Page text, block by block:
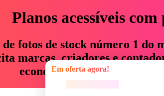
Planos acessíveis
fotos de stock número 1 do
marcas, criadores e
economizam até 76% em
Em oferta agora!